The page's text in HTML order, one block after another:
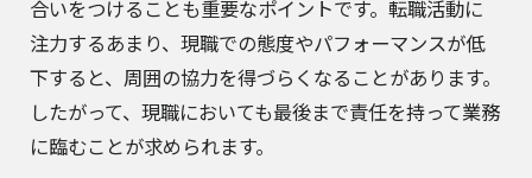
合いをつけることも重要なポイントです。転職活動に
注力するあまり、現職での態度やパフォーマンスが低
下すると、周囲の協力を得づらくなることがあります。
したがって、現職においても最後まで責任を持って業務
に臨むことが求められます。